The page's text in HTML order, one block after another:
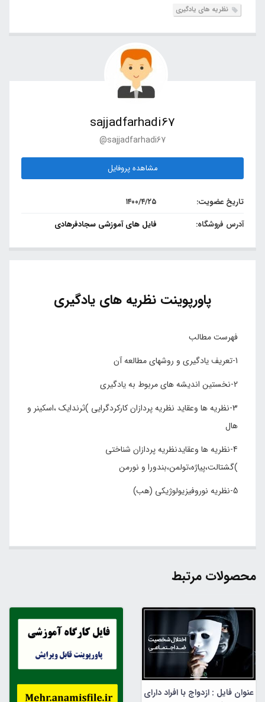
نظریه های یادگیری
sajjadfarhadi67
@sajjadfarhadi67
مشاهده پروفایل
تاریخ عضویت:
۱۴۰۰/۴/۲۵
آدرس فروشگاه:
فایل های آموزشی سجادفرهادی
پاورپوینت نظریه های یادگیری
فهرست مطالب
1-تعریف یادگیری و روشهای مطالعه آن
2-نخستین اندیشه های مربوط به یادگیری
3-نظریه ها وعقاید نظریه پردازان کارکردگرایی )ثرندایک ،اسکینر و
هال
4-نظریه ها وعقایدنظریه پردازان شناختی
)گشتالت،پیاژه،تولمن،بندورا و نورمن
5-نظریه نوروفیزیولوژیکی (هب)
محصولات مرتبط
عنوان فایل : ازدواج با افراد دارای